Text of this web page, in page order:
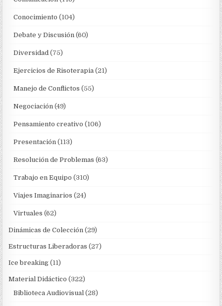
Conocimiento (104)
Debate y Discusión (60)
Diversidad (75)
Ejercicios de Risoterapia (21)
Manejo de Conflictos (55)
Negociación (49)
Pensamiento creativo (106)
Presentación (113)
Resolución de Problemas (63)
Trabajo en Equipo (310)
Viajes Imaginarios (24)
Virtuales (62)
Dinámicas de Colección (29)
Estructuras Liberadoras (27)
Ice breaking (11)
Material Didáctico (322)
Biblioteca Audiovisual (28)